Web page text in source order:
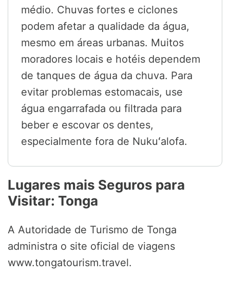
médio. Chuvas fortes e ciclones
podem afetar a qualidade da água,
mesmo em áreas urbanas. Muitos
moradores locais e hotéis dependem
de tanques de água da chuva. Para
evitar problemas estomacais, use
água engarrafada ou filtrada para
beber e escovar os dentes,
especialmente fora de Nukuʻalofa.
Lugares mais Seguros para
Visitar: Tonga
A Autoridade de Turismo de Tonga
administra o site oficial de viagens
www.tongatourism.travel.